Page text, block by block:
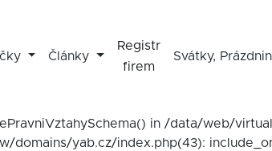
Články
Registr
firem
Svátky,
in /data/web/
yab.cz/index.php(43):